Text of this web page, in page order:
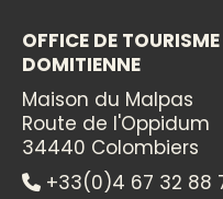
OFFICE DE
DOMITIENNE
Maison du Malpas
Route de l'Oppidum
34440 Colombiers
+33(0)4 67 32 88